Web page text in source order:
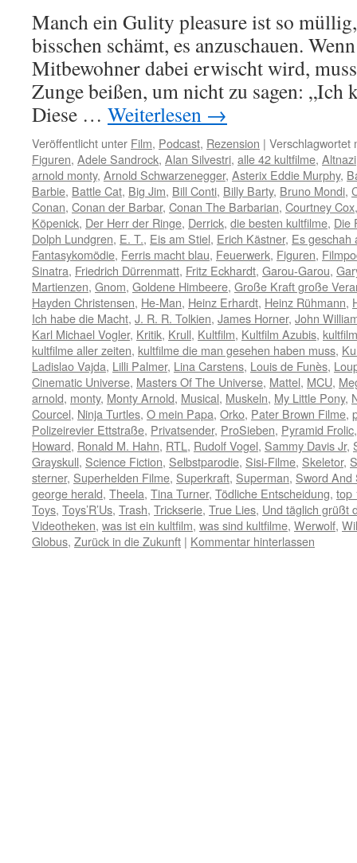
Manch ein Gulity pleasure ist so
bisschen schämt, es anzuschauen.
Mitbewohner dabei erwischt wird,
Zunge beißen, um nicht zu sagen:
Diese … Weiterlesen →
Veröffentlicht unter Film, Podcast, Rezension | Verschlagwortet
Figuren, Adele Sandrock, Alan Silvestri, alle 42 kultfilme, Altnazi
arnold monty, Arnold Schwarzenegger, Asterix Eddie Murphy,
Barbie, Battle Cat, Big Jim, Bill Conti, Billy Barty, Bruno Mondi,
Conan, Conan der Barbar, Conan The Barbarian, Courtney Cox
Köpenick, Der Herr der Ringe, Derrick, die besten kultfilme, Die
Dolph Lundgren, E. T., Eis am Stiel, Erich Kästner, Es geschah
Fantasykomödie, Ferris macht blau, Feuerwerk, Figuren,
Sinatra, Friedrich Dürrenmatt, Fritz Eckhardt, Garou-Garou,
Martienzen, Gnom, Goldene Himbeere, Große Kraft große
Hayden Christensen, He-Man, Heinz Erhardt, Heinz Rühmann,
Ich habe die Macht, J. R. R. Tolkien, James Horner, John
Karl Michael Vogler, Kritik, Krull, Kultfilm, Kultfilm Azubis,
kultfilme aller zeiten, kultfilme die man gesehen haben muss,
Ladislao Vajda, Lilli Palmer, Lina Carstens, Louis de Funès,
Cinematic Universe, Masters Of The Universe, Mattel, MCU,
arnold, monty, Monty Arnold, Musical, Muskeln, My Little Pony,
Courcel, Ninja Turtles, O mein Papa, Orko, Pater Brown Filme,
Polizeirevier Ettstraße, Privatsender, ProSieben, Pyramid Frolic
Howard, Ronald M. Hahn, RTL , Rudolf Vogel, Sammy Davis Jr,
Grayskull, Science Fiction, Selbstparodie, Sisi-Filme, Skeletor,
sterner, Superhelden Filme, Superkraft, Superman, Sword And
george herald, Theela, Tina Turner, Tödliche Entscheidung, top
Toys, Toys’R’Us, Trash, Trickserie, True Lies, Und täglich grüßt
Videotheken, was ist ein kultfilm, was sind kultfilme, Werwolf,
Globus, Zurück in die Zukunft | Kommentar hinterlassen